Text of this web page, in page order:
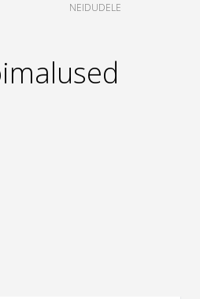
NEIDUDELE